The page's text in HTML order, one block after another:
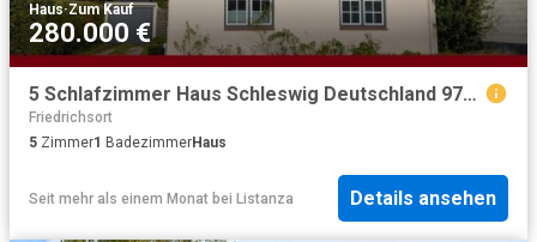
Haus·Zum Kauf
280.000 €
5 Schlafzimmer Haus Schleswig Deutschland 97012230
Friedrichsort
5 Zimmer1 BadezimmerHaus
Seit mehr als einem Monat bei Listanza Details ansehen